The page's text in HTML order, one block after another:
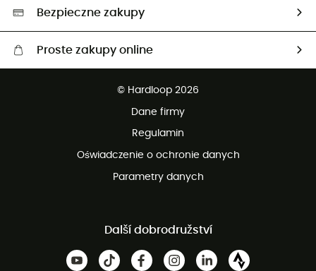
Wybrane produkty eko
Bezpieczne zakupy
Proste zakupy online
© Hardloop 2026
Dane firmy
Regulamin
Oświadczenie o ochronie danych
Parametry danych
Další dobrodružství